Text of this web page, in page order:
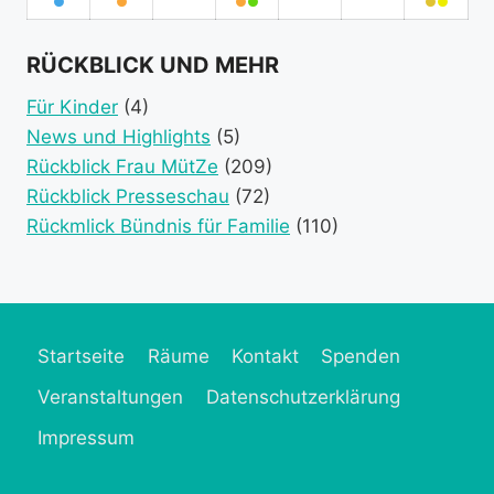
August
event
September
event
SeptemberSeptember
event
September
RÜCKBLICK UND MEHR
Für Kinder (4)
News und Highlights (5)
Rückblick Frau MütZe (209)
Rückblick Presseschau (72)
Rückmlick Bündnis für Familie (110)
Startseite Räume Kontakt
Spenden
Veranstaltungen
Datenschutzerklärung
Impressum